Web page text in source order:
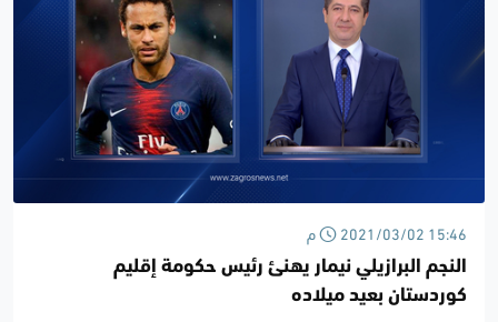
2021/03/02 15:46 م
النجم البرازيلي نيمار يهنئ رئيس حكومة إقليم
كوردستان بعيد ميلاده